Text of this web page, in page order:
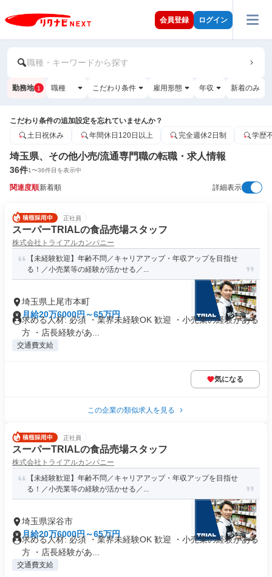
会員登録 ログイン
職種・キーワードから探す
勤務地 1 職種 こだわり条件 雇用形態 年収 新着のみ
こだわり条件の追加設定を忘れていませんか？
土日祝休み
年間休日120日以上 完全週休2日制 学歴
埼玉県、その他小売/流通専門職の転職・求人情報
36件1〜36件目を表示中
関連度順新着順 詳細表示
正社員
スーパーTRIALの食品売場スタッフ
株式会社トライアルカンパニー
【未経験歓迎】年齢不問／キャリアアップ・年収アップを目指せ
る！／小売業等の経験が活かせる／...
埼玉県上尾市本町
月給20万6000円～65万円
求める人材: 必須 ・業界未経験OK 歓迎 ・小売業の経験がある
方 ・店長経験があ...
交通費支給
気になる
この企業の類似求人を見る
正社員
スーパーTRIALの食品売場スタッフ
株式会社トライアルカンパニー
【未経験歓迎】年齢不問／キャリアアップ・年収アップを目指せ
る！／小売業等の経験が活かせる／...
埼玉県深谷市
月給20万6000円～65万円
求める人材: 必須 ・業界未経験OK 歓迎 ・小売業の経験がある
方 ・店長経験があ...
交通費支給